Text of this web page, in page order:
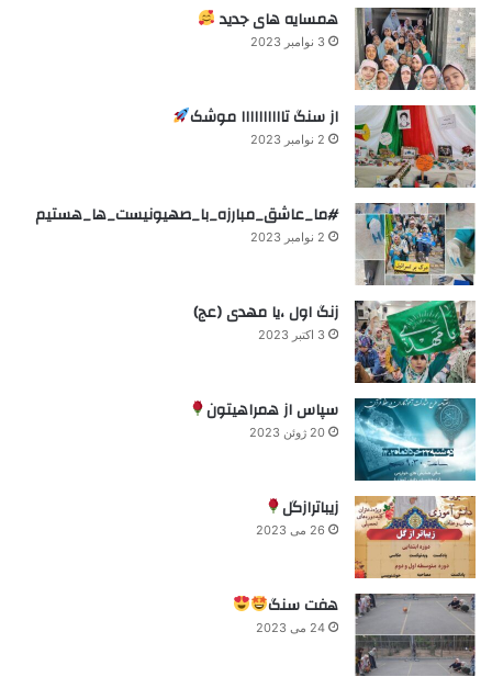
همسایه های جدید
3 نوامبر 2023
از سنگ تاااااااااا موشک
2 نوامبر 2023
#ما_عاشق_مبارزه_با_صهیونیست_ها_هستیم
2 نوامبر 2023
زنگ اول ،یا مهدی (عج)
3 اکتبر 2023
سپاس از همراهیتون
20 ژوئن 2023
زیباترازگل
26 می 2023
هفت سنگ
24 می 2023